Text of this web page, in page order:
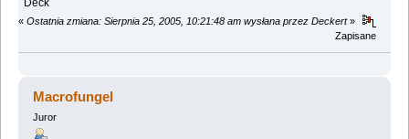
« Ostatnia zmiana: Sierpnia 25, 2005, 10:21:48 am wysłana przez Deckert»
Zapisane
Macrofungel
Juror